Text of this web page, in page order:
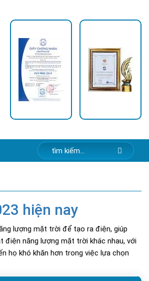
hiện nay
lượng mặt trời để tạo ra điện, giúp
điện năng lượng mặt trời khác nhau, với
họ khó khăn hơn trong việc lựa chọn